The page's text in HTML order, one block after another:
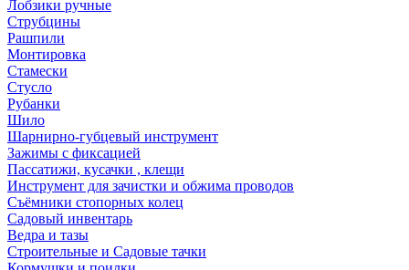
Лобзики ручные
Струбцины
Рашпили
Монтировка
Стамески
Стусло
Рубанки
Шило
Шарнирно-губцевый инструмент
Зажимы с фиксацией
Пассатижи, кусачки , клещи
Инструмент для зачистки и обжима проводов
Съёмники стопорных колец
Садовый инвентарь
Ведра и тазы
Строительные и Садовые тачки